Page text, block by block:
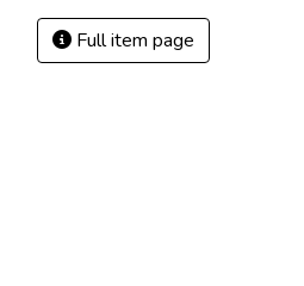
Full item page